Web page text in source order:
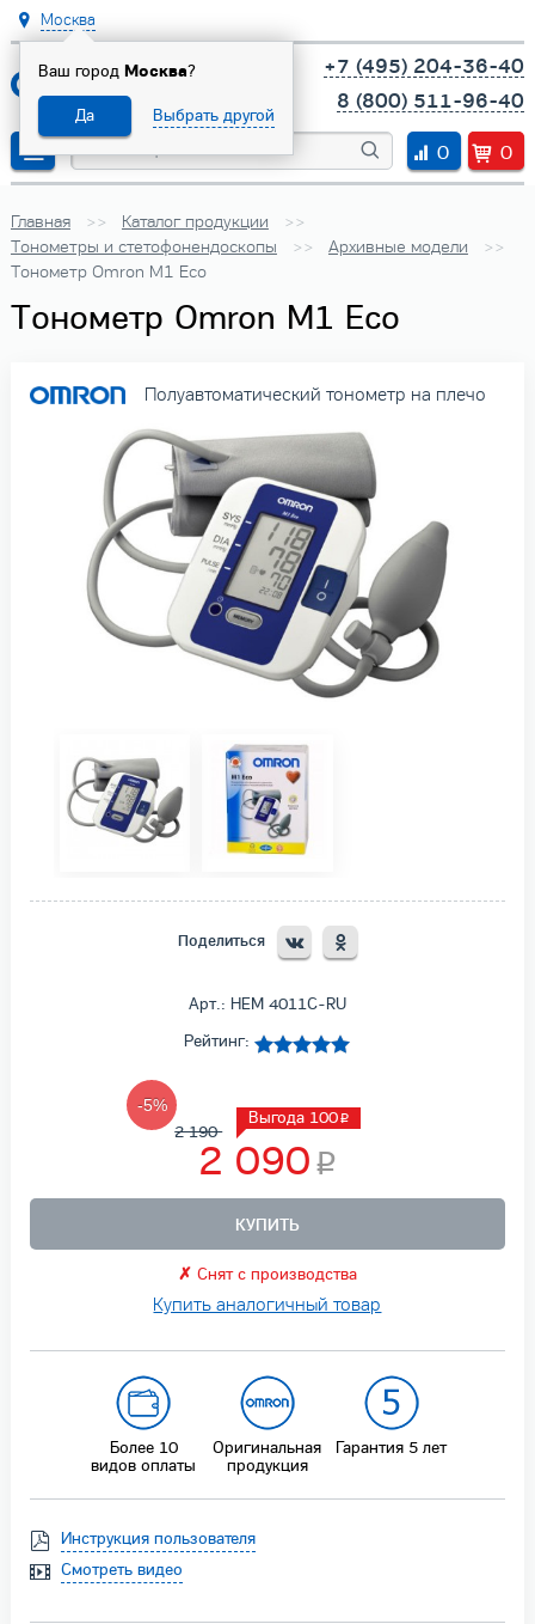
Москва
Ваш город Москва?
Да Выбрать другой
+7 (495) 204-36-40
8 (800) 511-96-40
0
0
Главная
Каталог продукции
Тонометры и стетофонендоскопы
Архивные модели
Тонометр Omron M1 Eco
Тонометр Omron M1 Eco
Полуавтоматический тонометр на плечо
Поделиться
Арт.: HEM 4011C-RU
Рейтинг:
-5%
2 190
Выгода 100
2 090
КУПИТЬ
✗ Снят с производства
Купить аналогичный товар
Более 10
видов оплаты
Оригинальная
продукция
Гарантия 5 лет
Инструкция пользователя
Смотреть видео